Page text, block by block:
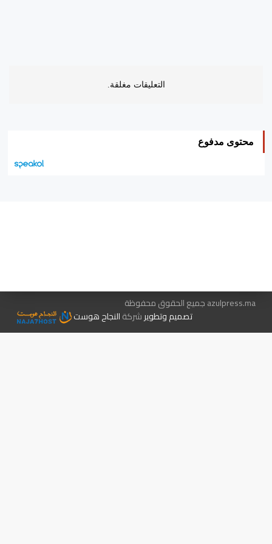
التعليقات مغلقة.
محتوى مدفوع
azulpress.ma جميع الحقوق محفوظة
تصميم وتطويرشركةالنجاح هوست